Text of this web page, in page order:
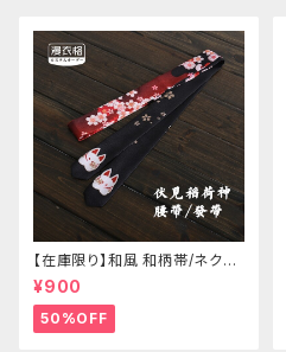
【在庫限り】和風 和柄帯/ネクタ
イ/リボン（狐面/金魚
¥900
50%OFF